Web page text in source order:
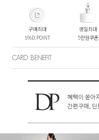
구매최대
5%D.POINT
생일최대
5만원쿠폰
CARD BENEFIT